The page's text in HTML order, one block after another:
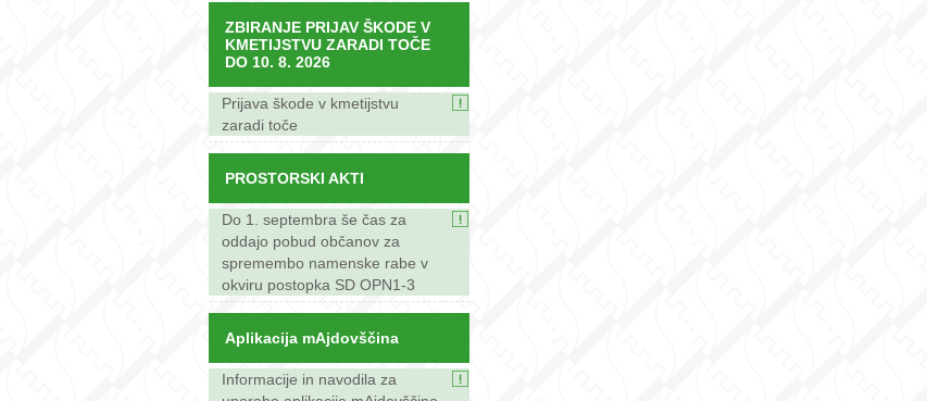
ZBIRANJE PRIJAV ŠKODE V
KMETIJSTVU ZARADI TOČE
DO 10. 8. 2026
Prijava škode v kmetijstvu
zaradi toče
PROSTORSKI AKTI
Do 1. septembra še čas za
oddajo pobud občanov za
spremembo namenske rabe v
okviru postopka SD OPN1-3
Aplikacija mAjdovščina
Informacije in navodila za